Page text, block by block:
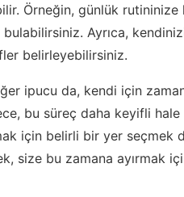
Örneğin, günlük
bulabilirsiniz. Ayrıca,
belirleyebilirsiniz.
ipucu da, kendi için
bu süreç daha keyifli
için belirli bir yer seçmek
size bu zamana ayırmak